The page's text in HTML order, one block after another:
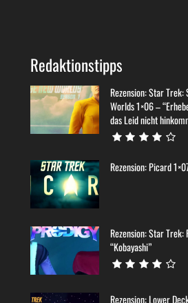
Redaktionstipps
Rezension: Star Trek:
Worlds 1×06 –
das Leid nicht
Rezension: Picard
Rezension: Star
“Kobayashi”
Rezension: Lower